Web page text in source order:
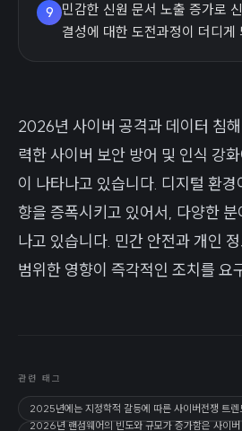
9
민감한 신원 문서 노출 증가로
결성에 대한 도전과정이 더디게
2026년 사이버 공격과 데이터 침
력한 사이버 보안 방어 및 인식 강
이 나타나고 있습니다. 디지털 환
향을 증폭시키고 있어서, 다양한
나고 있습니다. 민간 안전과 개인
범위한 영향이 즉각적인 조치를 요
관련 태그
2025년에는 지정학적 갈등에 따른 사이버전쟁 트렌
2026년 랜섬웨어의 빈도와 규모가 증가함은 사이버